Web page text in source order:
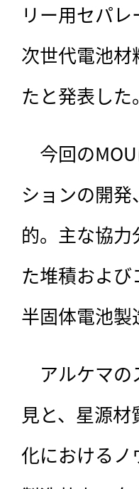
リー用セパ
次世代電池
たと発表した。
今回の
ションの開
的。主な協
た堆積およ
半固体電池製
アルケマの
見と、星源
化における